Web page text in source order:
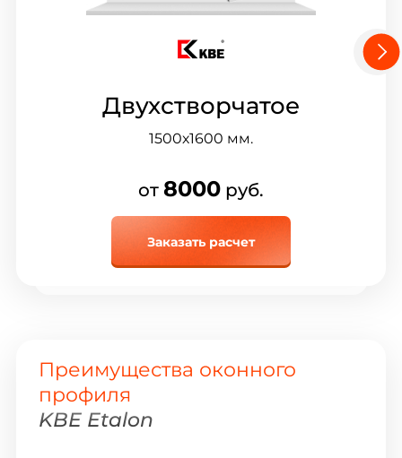
Двухстворчатое
1500х1600 мм.
от 8000руб.
Заказать расчет
Преимущества оконного
профиля
KBE Etalon